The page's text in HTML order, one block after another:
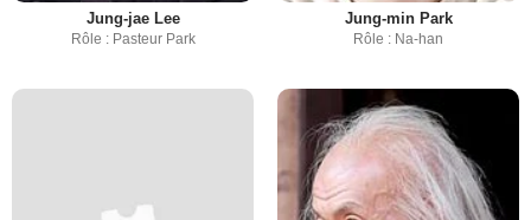
Jung-jae Lee
Rôle : Pasteur Park
Jung-min Park
Rôle : Na-han